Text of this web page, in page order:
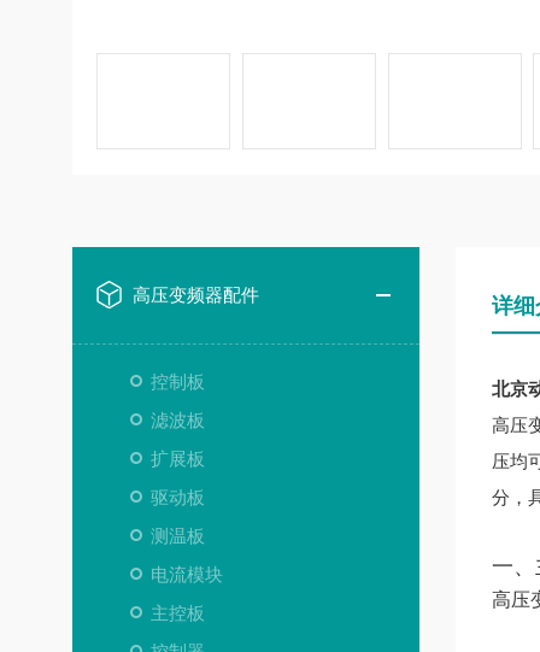
高压变频器配件
控制板
滤波板
扩展板
驱动板
测温板
电流模块
主控板
详细
北京
高压
压均
分，
一、
高压